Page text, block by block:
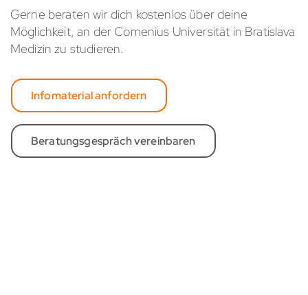
Gerne beraten wir dich kostenlos über deine
Möglichkeit, an der Comenius Universität in Bratislava
Medizin zu studieren.
Infomaterial anfordern
Beratungsgespräch vereinbaren